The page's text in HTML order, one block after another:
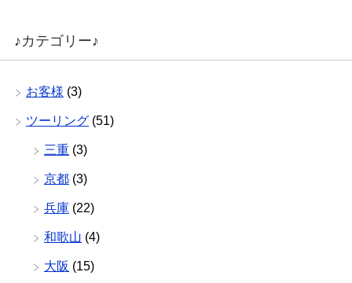
♪カテゴリー♪
お客様 (3)
ツーリング (51)
三重 (3)
京都 (3)
兵庫 (22)
和歌山 (4)
大阪 (15)